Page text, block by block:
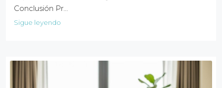
Conclusión Pr…
Sigue leyendo